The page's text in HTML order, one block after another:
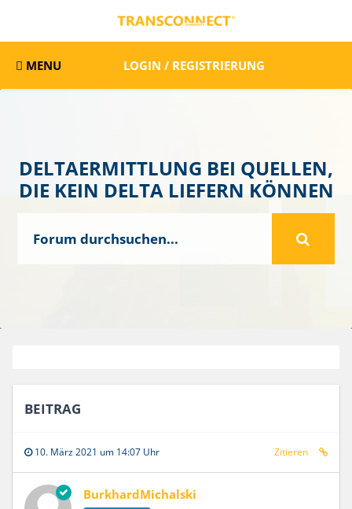
MENU LOGIN / REGISTRIERUNG
DELTAERMITTLUNG BEI QUELLEN,
DIE KEIN DELTA LIEFERN KÖNNEN
BEITRAG
10. März 2021 um 14:07 Uhr Zitieren
BurkhardMichalski